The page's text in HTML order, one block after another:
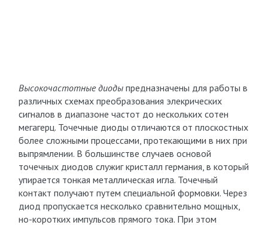
Высокочастотные диодыпредназначены для работы в
различных схемах преобразования элекрических
сигналов в диапазоне частот до нескольких сотен
мегагерц. Точечные диоды отличаются от плоскостных
более сложными процессами, протекающими в них при
выпрямлении. В большинстве случаев основой
точечных диодов служиг кристалл германия, в который
упирается тонкая металлическая игла. Точечный
контакт получают путем специальной формовки. Через
диод пропускается несколько сравнительно мощных,
но-коротких импульсов прямого тока. При этом